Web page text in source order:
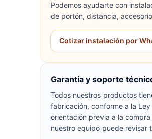
Podemos ayudarte con
de portón, distancia,
Cotizar instalación por
Garantía y soporte
Todos nuestros productos
fabricación, conforme a la
orientación previa a la
nuestro equipo puede revisar